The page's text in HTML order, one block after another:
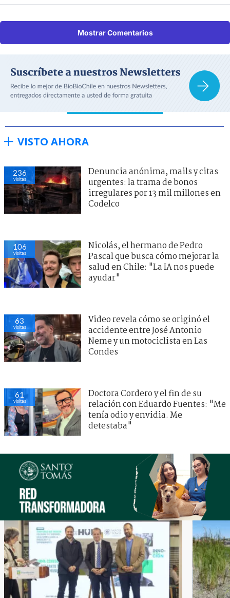
Mostrar Comentarios
VISTO AHORA
236
visitas
Denuncia anónima, mails y citas
urgentes: la trama de bonos
irregulares por 13 mil millones en
Codelco
106
visitas
Nicolás, el hermano de Pedro
Pascal que busca cómo mejorar la
salud en Chile: "La IA nos puede
ayudar"
63
visitas
Video revela cómo se originó el
accidente entre José Antonio
Neme y un motociclista en Las
Condes
61
visitas
Doctora Cordero y el fin de su
relación con Eduardo Fuentes: "Me
tenía odio y envidia. Me
detestaba"